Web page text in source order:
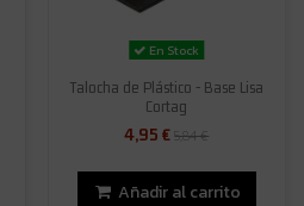
En Stock
Talocha de Plástico - Base Lisa
Cortag
4,95 € 5,84 €
Añadir al carrito